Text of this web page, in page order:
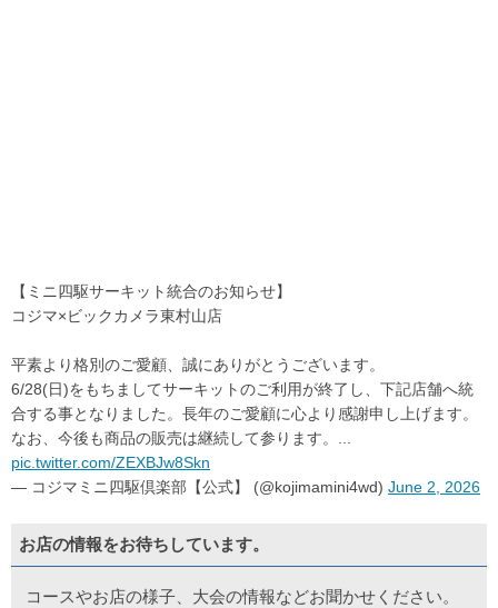
【ミニ四駆サーキット統合のお知らせ】
コジマ×ビックカメラ東村山店
平素より格別のご愛顧、誠にありがとうございます。
6/28(日)をもちましてサーキットのご利用が終了し、下記店舗へ統
合する事となりました。長年のご愛顧に心より感謝申し上げます。
なお、今後も商品の販売は継続して参ります。...
pic.twitter.com/ZEXBJw8Skn
— コジマミニ四駆倶楽部【公式】 (@kojimamini4wd) June 2, 2026
お店の情報をお待ちしています。
コースやお店の様子、大会の情報などお聞かせください。